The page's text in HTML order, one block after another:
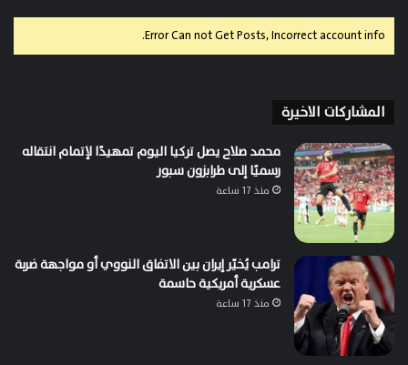
Error Can not Get Posts, Incorrect account info.
المشاركات الاخيرة
محمد صلاح يصل تركيا اليوم تمهيدًا لإتمام انتقاله
رسميًا إلى طرابزون سبور
منذ 17 ساعة
ترامب يُخيّر إيران بين الاتفاق النووي أو مواجهة ضربة
عسكرية أمريكية حاسمة
منذ 17 ساعة